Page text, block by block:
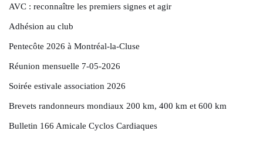
AVC : reconnaître les premiers signes et agir
Adhésion au club
Pentecôte 2026 à Montréal-la-Cluse
Réunion mensuelle 7-05-2026
Soirée estivale association 2026
Brevets randonneurs mondiaux 200 km, 400 km et 600 km
Bulletin 166 Amicale Cyclos Cardiaques